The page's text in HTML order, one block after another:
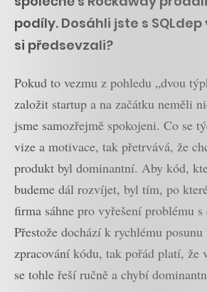
podíly. Dosáhli jste s
si předsevzali?
Pokud to vezmu z pohledu „dvou
založit startup a na začátku neměli
jsme samozřejmě spokojeni. Co se
vize a motivace, tak přetrvává, že
produkt byl dominantní. Aby kód,
budeme dál rozvíjet, byl tím, po
firma sáhne pro vyřešení problému
Přestože dochází k rychlému posunu
zpracování kódu, tak pořád platí, že
se tohle řeší ručně a chybí